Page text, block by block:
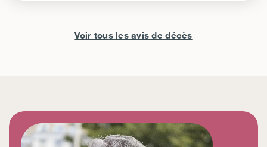
Voir tous les avis de décès